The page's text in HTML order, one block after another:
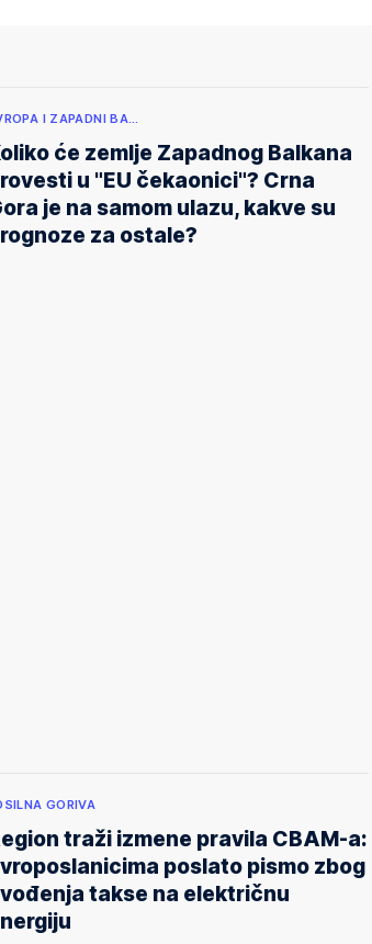
I ZAPADNI BA…
će zemlje Zapadnog Balkana
u "EU čekaonici"? Crna
je na samom ulazu, kakve su
za ostale?
GORIVA
traži izmene pravila CBAM-a:
poslato pismo zbog
takse na električnu